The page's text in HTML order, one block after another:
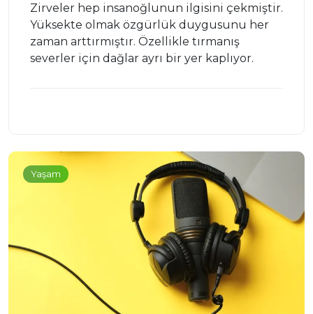
Zirveler hep insanoğlunun ilgisini çekmiştir.
Yüksekte olmak özgürlük duygusunu her
zaman arttırmıştır. Özellikle tırmanış
severler için dağlar ayrı bir yer kaplıyor.
Yaşam